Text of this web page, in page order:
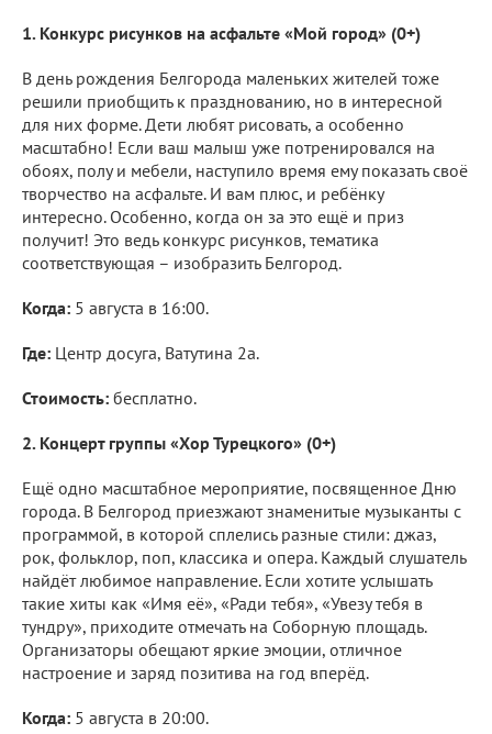
1. Конкурс рисунков на асфальте «Мой город» (0+)
В день рождения Белгорода маленьких жителей тоже
решили приобщить к празднованию, но в интересной
для них форме. Дети любят рисовать, а особенно
масштабно! Если ваш малыш уже потренировался на
обоях, полу и мебели, наступило время ему показать своё
творчество на асфальте. И вам плюс, и ребёнку
интересно. Особенно, когда он за это ещё и приз
получит! Это ведь конкурс рисунков, тематика
соответствующая – изобразить Белгород.
Когда: 5 августа в 16:00.
Где: Центр досуга, Ватутина 2а.
Стоимость: бесплатно.
2. Концерт группы «Хор Турецкого» (0+)
Ещё одно масштабное мероприятие, посвященное Дню
города. В Белгород приезжают знаменитые музыканты с
программой, в которой сплелись разные стили: джаз,
рок, фольклор, поп, классика и опера. Каждый слушатель
найдёт любимое направление. Если хотите услышать
такие хиты как «Имя её», «Ради тебя», «Увезу тебя в
тундру», приходите отмечать на Соборную площадь.
Организаторы обещают яркие эмоции, отличное
настроение и заряд позитива на год вперёд.
Когда: 5 августа в 20:00.